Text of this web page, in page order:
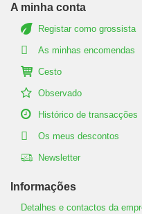
A minha conta
Registar como grossista
As minhas encomendas
Cesto
Observado
Histórico de transacções
Os meus descontos
Newsletter
Informações
Detalhes e contactos da